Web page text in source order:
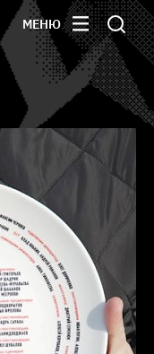
МЕНЮ